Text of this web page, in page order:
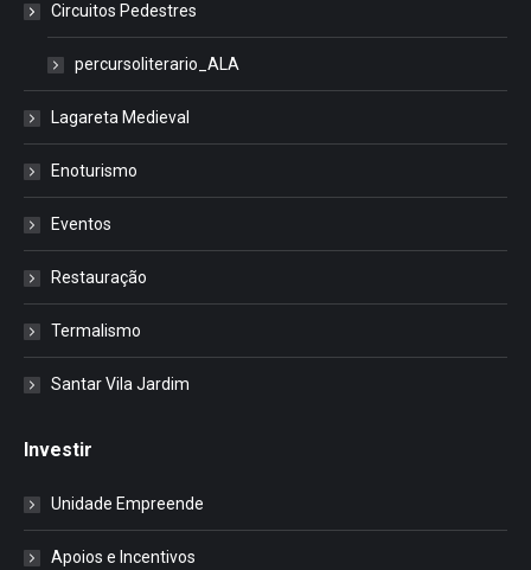
Circuitos Pedestres
percursoliterario_ALA
Lagareta Medieval
Enoturismo
Eventos
Restauração
Termalismo
Santar Vila Jardim
Investir
Unidade Empreende
Apoios e Incentivos